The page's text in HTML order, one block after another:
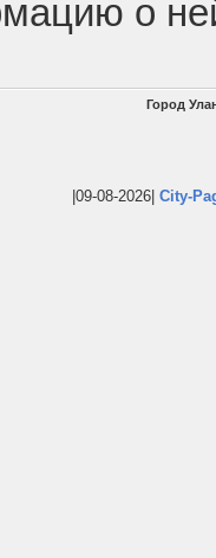
о
Город
|09-08-2026| City-